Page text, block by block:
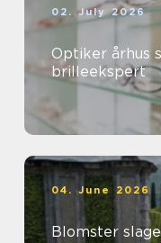
02. July 2026
Optiker århus sådan vælger du den rette
brilleekspert
04. June 2026
Blomster slagerup inspiration